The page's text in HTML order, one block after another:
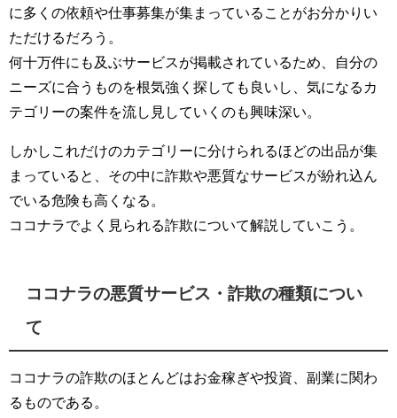
に多くの依頼や仕事募集が集まっていることがお分かりい
ただけるだろう。
何十万件にも及ぶサービスが掲載されているため、自分の
ニーズに合うものを根気強く探しても良いし、気になるカ
テゴリーの案件を流し見していくのも興味深い。
しかしこれだけのカテゴリーに分けられるほどの出品が集
まっていると、その中に詐欺や悪質なサービスが紛れ込ん
でいる危険も高くなる。
ココナラでよく見られる詐欺について解説していこう。
ココナラの悪質サービス・詐欺の種類につい
て
ココナラの詐欺のほとんどはお金稼ぎや投資、副業に関わ
るものである。